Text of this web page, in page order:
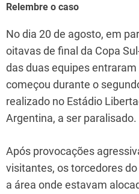
Relembre o caso
No dia 20 de agosto, em
oitavas de final da Copa
das duas equipes
começou durante o
realizado no Estádio
Argentina, a ser paralisado.
Após provocações
visitantes, os torcedores
a área onde estavam